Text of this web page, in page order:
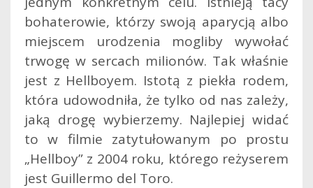
bohaterowie, którzy swoją aparycją albo
miejscem urodzenia mogliby wywołać
trwogę w sercach milionów. Tak właśnie
jest z Hellboyem. Istotą z piekła rodem,
która udowodniła, że tylko od nas zależy,
jaką drogę wybierzemy. Najlepiej widać
to w filmie zatytułowanym po prostu
„Hellboy” z 2004 roku, którego reżyserem
jest Guillermo del Toro.